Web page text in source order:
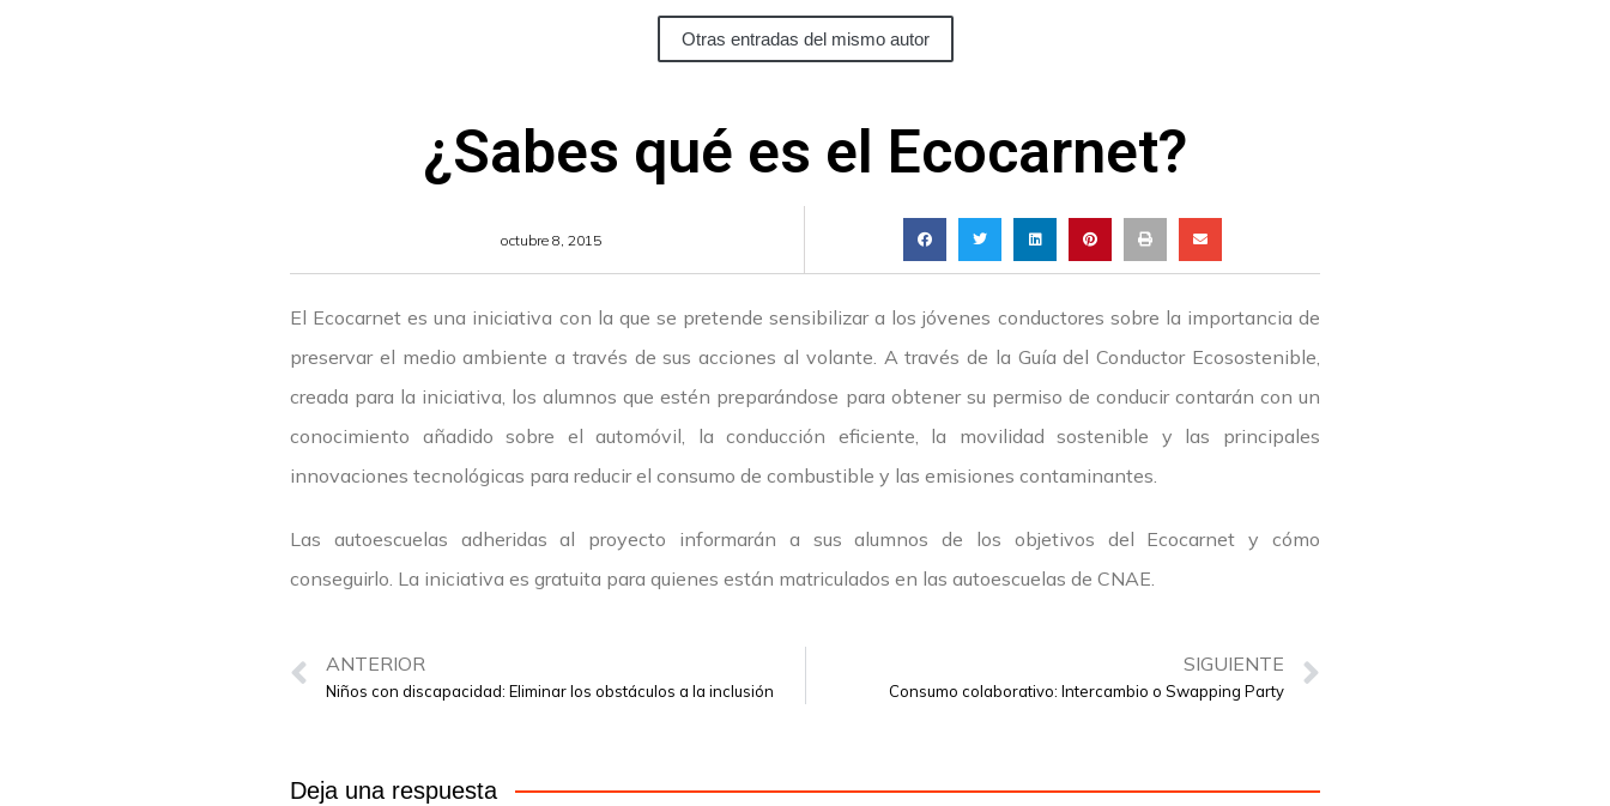
Otras entradas del mismo autor
¿Sabes qué es el Ecocarnet?
octubre 8, 2015
El Ecocarnet es una iniciativa con la que se pretende sensibilizar a los jóvenes conductores sobre la importancia de
preservar el medio ambiente a través de sus acciones al volante. A través de la Guía del Conductor Ecosostenible,
creada para la iniciativa, los alumnos que estén preparándose para obtener su permiso de conducir contarán con un
conocimiento añadido sobre el automóvil, la conducción eficiente, la movilidad sostenible y las principales
innovaciones tecnológicas para reducir el consumo de combustible y las emisiones contaminantes.
Las autoescuelas adheridas al proyecto informarán a sus alumnos de los objetivos del Ecocarnet y cómo
conseguirlo. La iniciativa es gratuita para quienes están matriculados en las autoescuelas de CNAE.
ANTERIOR
Niños con discapacidad: Eliminar los obstáculos a la inclusión
SIGUIENTE
Consumo colaborativo: Intercambio o Swapping Party
Deja una respuesta